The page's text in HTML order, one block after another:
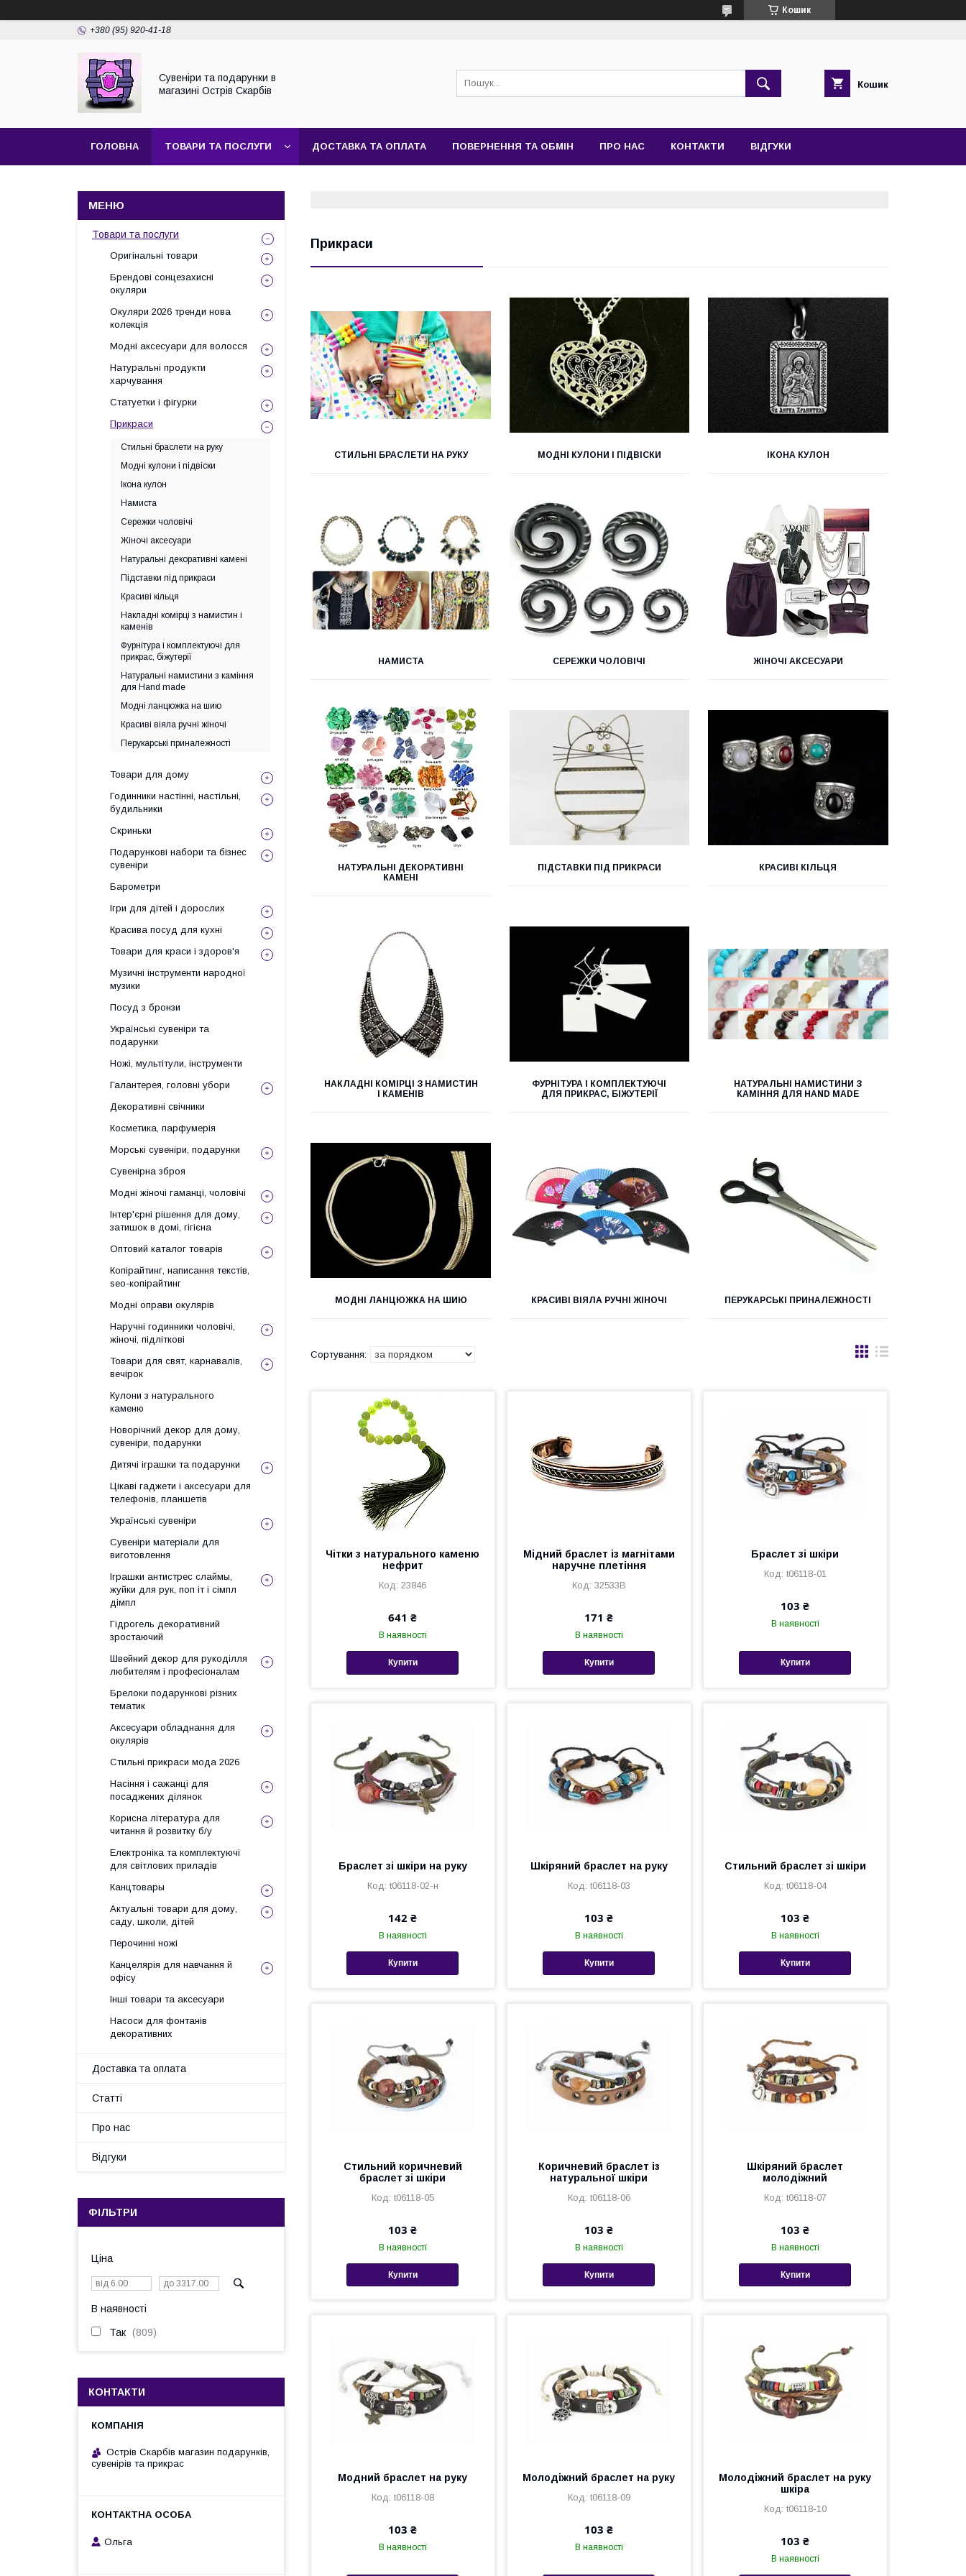
Кошик
+380 (95) 920-41-18
Сувеніри та подарунки в
магазині Острів Скарбів
Кошик
ГОЛОВНА ТОВАРИ ТА ПОСЛУГИ ДОСТАВКА ТА ОПЛАТА ПОВЕРНЕННЯ ТА ОБМІН ПРО НАС КОНТАКТИ ВІДГУКИ
Прикраси
СТИЛЬНІ БРАСЛЕТИ НА РУКУ МОДНІ КУЛОНИ І ПІДВІСКИ ІКОНА КУЛОН
НАМИСТА СЕРЕЖКИ ЧОЛОВІЧІ ЖІНОЧІ АКСЕСУАРИ
НАТУРАЛЬНІ ДЕКОРАТИВНІ
КАМЕНІ
ПІДСТАВКИ ПІД ПРИКРАСИ КРАСИВІ КІЛЬЦЯ
НАКЛАДНІ КОМІРЦІ З НАМИСТИН
І КАМЕНІВ
ФУРНІТУРА І КОМПЛЕКТУЮЧІ
ДЛЯ ПРИКРАС, БІЖУТЕРІЇ
НАТУРАЛЬНІ НАМИСТИНИ З
КАМІННЯ ДЛЯ HAND MADE
МОДНІ ЛАНЦЮЖКА НА ШИЮ КРАСИВІ ВІЯЛА РУЧНІ ЖІНОЧІ ПЕРУКАРСЬКІ ПРИНАЛЕЖНОСТІ
Чітки з натурального каменю
нефрит
23846
641 ₴
В наявності
Купити
Мідний браслет із магнітами
наручне плетіння
32533B
171 ₴
В наявності
Купити
Браслет зі шкіри
t06118-01
103 ₴
В наявності
Купити
Браслет зі шкіри на руку
t06118-02-н
142 ₴
В наявності
Купити
Шкіряний браслет на руку
t06118-03
103 ₴
В наявності
Купити
Стильний браслет зі шкіри
t06118-04
103 ₴
В наявності
Купити
Стильний коричневий
браслет зі шкіри
t06118-05
103 ₴
В наявності
Купити
Коричневий браслет із
натуральної шкіри
t06118-06
103 ₴
В наявності
Купити
Шкіряний браслет
молодіжний
t06118-07
103 ₴
В наявності
Купити
Модний браслет на руку
t06118-08
103 ₴
В наявності
Молодіжний браслет на руку
t06118-09
103 ₴
В наявності
Молодіжний браслет на руку
шкіра
t06118-10
103 ₴
В наявності
Товари та послуги
Оригінальні товари
Брендові сонцезахисні
окуляри
Окуляри 2026 тренди нова
колекція
Модні аксесуари для волосся
Натуральні продукти
харчування
Статуетки і фігурки
Прикраси
Стильні браслети на руку
Модні кулони і підвіски
Ікона кулон
Намиста
Сережки чоловічі
Жіночі аксесуари
Натуральні декоративні камені
Підставки під прикраси
Красиві кільця
Накладні комірці з намистин і
каменів
Фурнітура і комплектуючі для
прикрас, біжутерії
Натуральні намистини з каміння
для Hand made
Модні ланцюжка на шию
Красиві віяла ручні жіночі
Перукарські приналежності
Товари для дому
Годинники настінні, настільні,
будильники
Скриньки
Подарункові набори та бізнес
сувеніри
Барометри
Ігри для дітей і дорослих
Красива посуд для кухні
Товари для краси і здоров'я
Музичні інструменти народної
музики
Посуд з бронзи
Українські сувеніри та
подарунки
Ножі, мультітули, інструменти
Галантерея, головні убори
Декоративні свічники
Косметика, парфумерія
Морські сувеніри, подарунки
Сувенірна зброя
Модні жіночі гаманці, чоловічі
Інтер'єрні рішення для дому,
затишок в домі, гігієна
Оптовий каталог товарів
Копірайтинг, написання текстів,
seo-копірайтинг
Модні оправи окулярів
Наручні годинники чоловічі,
жіночі, підліткові
Товари для свят, карнавалів,
вечірок
Кулони з натурального
каменю
Новорічний декор для дому,
сувеніри, подарунки
Дитячі іграшки та подарунки
Цікаві гаджети і аксесуари для
телефонів, планшетів
Українські сувеніри
Сувеніри матеріали для
виготовлення
Іграшки антистрес слаймы,
жуйки для рук, поп іт і сімпл
дімпл
Гідрогель декоративний
зростаючий
Швейний декор для рукоділля
любителям і професіоналам
Брелоки подарункові різних
тематик
Аксесуари обладнання для
окулярів
Стильні прикраси мода 2026
Насіння і сажанці для
посаджених ділянок
Корисна література для
читання й розвитку б/у
Електроніка та комплектуючі
для світлових приладів
Канцтовары
Актуальні товари для дому,
саду, школи, дітей
Перочинні ножі
Канцелярія для навчання й
офісу
Інші товари та аксесуари
Насоси для фонтанів
декоративних
Доставка та оплата
Статті
Про нас
Відгуки
ФІЛЬТРИ
Ціна
В наявності
Так 809
КОНТАКТИ
Острів Скарбів магазин подарунків,
сувенірів та прикрас
Ольга